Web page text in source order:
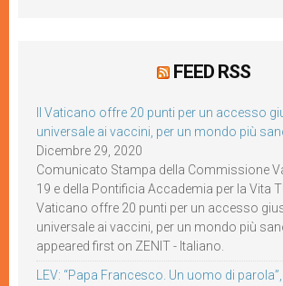
FEED RSS
Il Vaticano offre 20 punti per un accesso
universale ai vaccini, per un mondo più
Dicembre 29, 2020
Comunicato Stampa della Commissione
19 e della Pontificia Accademia per la Vita
Vaticano offre 20 punti per un accesso
universale ai vaccini, per un mondo più
appeared first on ZENIT - Italiano.
LEV: “Papa Francesco. Un uomo di